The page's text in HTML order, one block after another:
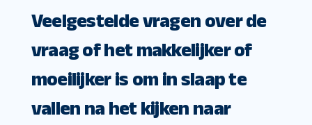
Veelgestelde vragen over de
vraag of het makkelijker of
moeilijker is om in slaap te
vallen na het kijken naar